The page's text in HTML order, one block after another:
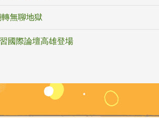
無聊地獄
國際論壇高雄登場